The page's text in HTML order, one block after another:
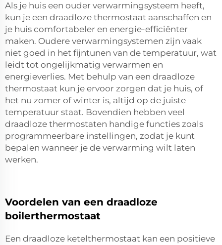
Als je huis een ouder verwarmingsysteem heeft,
kun je een draadloze thermostaat aanschaffen en
je huis comfortabeler en energie-efficiënter
maken. Oudere verwarmingsystemen zijn vaak
niet goed in het fijntunen van de temperatuur, wat
leidt tot ongelijkmatig verwarmen en
energieverlies. Met behulp van een draadloze
thermostaat kun je ervoor zorgen dat je huis, of
het nu zomer of winter is, altijd op de juiste
temperatuur staat. Bovendien hebben veel
draadloze thermostaten handige functies zoals
programmeerbare instellingen, zodat je kunt
bepalen wanneer je de verwarming wilt laten
werken.
Voordelen van een draadloze
boilerthermostaat
Een draadloze ketelthermostaat kan een positieve